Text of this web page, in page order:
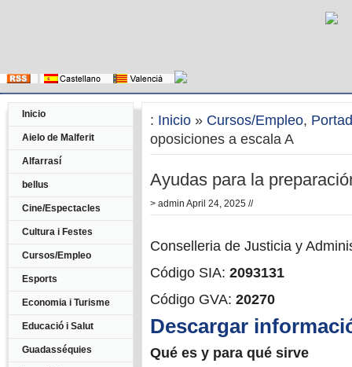
Inicio
Aielo de Malferit
Alfarrasí
bellus
Cine/Espectacles
Cultura i Festes
Cursos/Empleo
Esports
Economia i Turisme
Educació i Salut
Guadasséquies
: Inicio » Cursos/Empleo,
oposiciones a escala A
Ayudas para la
> admin April 24, 2025 //
Conselleria de Justicia y
Código SIA: 2093131
Código GVA: 20270
Descargar
Qué es y para qué sirve